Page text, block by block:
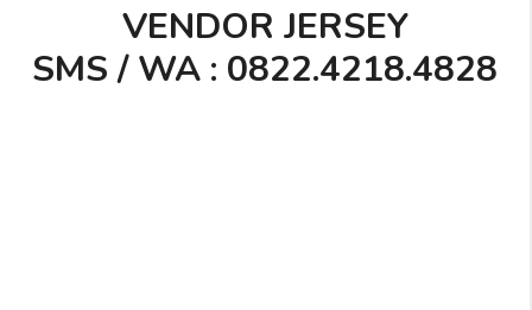
VENDOR JERSEY
SMS / WA : 0822.4218.4828